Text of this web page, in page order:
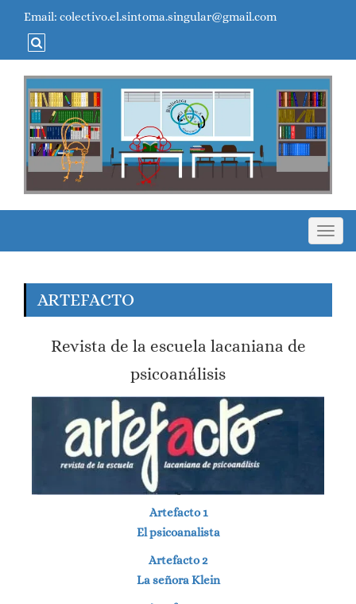
Email: colectivo.el.sintoma.singular@gmail.com
ARTEFACTO
Revista de la escuela lacaniana de
psicoanálisis
Artefacto 1
El psicoanalista
Artefacto 2
La señora Klein